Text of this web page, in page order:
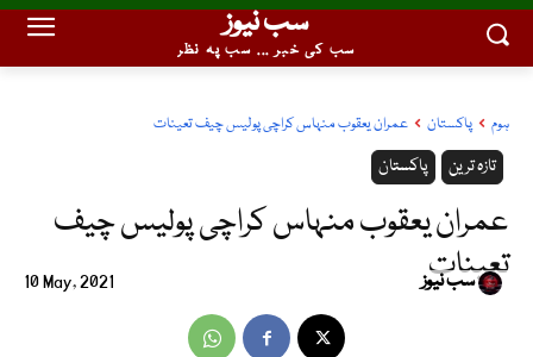
سب نیوز
سب کی خبر ... سب پہ نظر
ہوم پاکستان عمران یعقوب منہاس کراچی پولیس چیف تعینات
پاکستان تازہ ترین
عمران یعقوب منہاس کراچی پولیس چیف
تعینات
10 May, 2021 سب نیوز